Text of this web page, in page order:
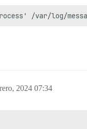
Git debe usar
en
2024 07:34